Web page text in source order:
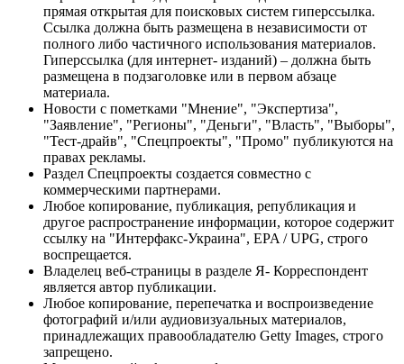
прямая открытая для поисковых систем гиперссылка.
Ссылка должна быть размещена в независимости от
полного либо частичного использования материалов.
Гиперссылка (для интернет- изданий) – должна быть
размещена в подзаголовке или в первом абзаце
материала.
Новости с пометками "Мнение", "Экспертиза",
"Заявление", "Регионы", "Деньги", "Власть", "Выборы",
"Тест-драйв", "Спецпроекты", "Промо" публикуются на
правах рекламы.
Раздел Спецпроекты создается совместно с
коммерческими партнерами.
Любое копирование, публикация, републикация и
другое распространение информации, которое содержит
ссылку на "Интерфакс-Украина", EPA / UPG, строго
воспрещается.
Владелец веб-страницы в разделе Я- Корреспондент
является автор публикации.
Любое копирование, перепечатка и воспроизведение
фотографий и/или аудиовизуальных материалов,
принадлежащих правообладателю Getty Images, строго
запрещено.